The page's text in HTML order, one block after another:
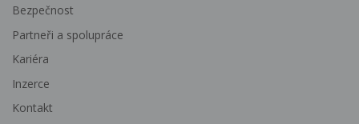
Bezpečnost
Partneři a spolupráce
Kariéra
Inzerce
Kontakt